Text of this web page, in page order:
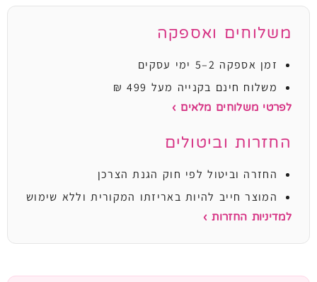
משלוחים ואספקה
זמן אספקה 2–5 ימי עסקים
משלוח חינם בקנייה מעל 499 ₪
לפרטי משלוחים מלאים ›
החזרות וביטולים
החזרה וביטול לפי חוק הגנת הצרכן
המוצר חייב להיות באריזתו המקורית וללא שימוש
למדיניות החזרות ›